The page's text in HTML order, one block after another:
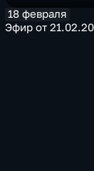
18 февраля
Эфир от